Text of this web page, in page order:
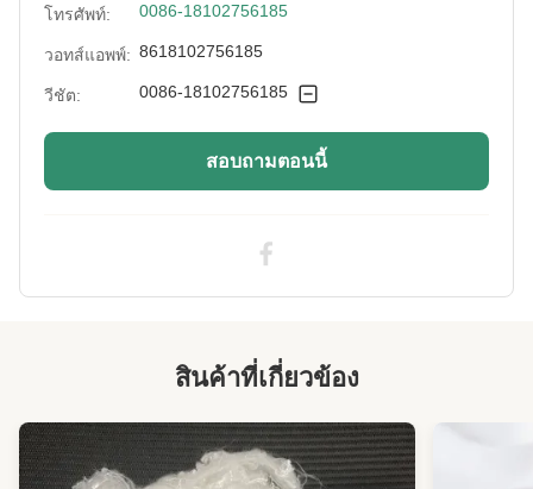
Siliconized/Non-
Silicified:
ไม่เป็นซิลิเกต
โทรศัพท์: 0086-18102756185
วอทส์แอพพ์: 8618102756185
วีชัต: 0086-18102756185
สอบถามตอนนี้
สินค้าที่เกี่ยวข้อง